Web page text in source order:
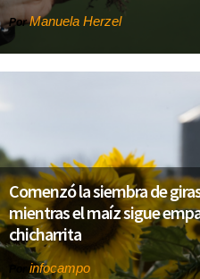
PorManuela Herzel
Comenzó la siembra de
mientras el maíz sigue
chicharrita
infocampo